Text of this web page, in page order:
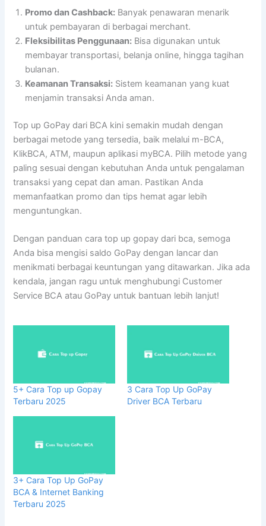
Promo dan Cashback: Banyak penawaran menarik
untuk pembayaran di berbagai merchant.
Fleksibilitas Penggunaan: Bisa digunakan untuk
membayar transportasi, belanja online, hingga tagihan
bulanan.
Keamanan Transaksi: Sistem keamanan yang kuat
menjamin transaksi Anda aman.
Top up GoPay dari BCA kini semakin mudah dengan
berbagai metode yang tersedia, baik melalui m-BCA,
KlikBCA, ATM, maupun aplikasi myBCA. Pilih metode yang
paling sesuai dengan kebutuhan Anda untuk pengalaman
transaksi yang cepat dan aman. Pastikan Anda
memanfaatkan promo dan tips hemat agar lebih
menguntungkan.
Dengan panduan cara top up gopay dari bca, semoga
Anda bisa mengisi saldo GoPay dengan lancar dan
menikmati berbagai keuntungan yang ditawarkan. Jika ada
kendala, jangan ragu untuk menghubungi Customer
Service BCA atau GoPay untuk bantuan lebih lanjut!
5+ Cara Top up Gopay
Terbaru 2025
3 Cara Top Up GoPay
Driver BCA Terbaru
3+ Cara Top Up GoPay
BCA & Internet Banking
Terbaru 2025